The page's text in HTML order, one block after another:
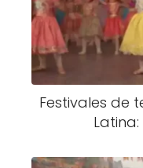
Festivales de